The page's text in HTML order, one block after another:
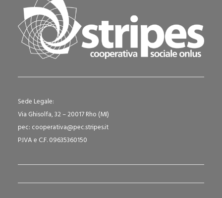
Sede Legale:
Via Ghisolfa, 32 – 20017 Rho (MI)
pec: cooperativa@pec.stripes.it
P.IVA e C.F. 09635360150